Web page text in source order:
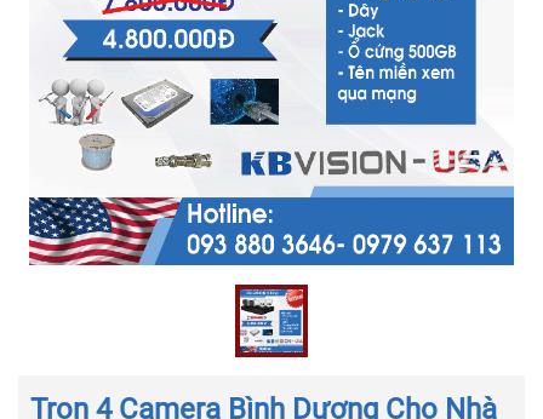
Trọn 4 Camera Bình Dương Cho Nhà